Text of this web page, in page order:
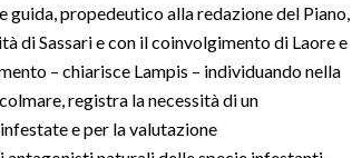
guida, propedeutico alla redazione del Piano,
di Sassari e con il coinvolgimento di Laore e
– chiarisce Lampis – individuando nella
registra la necessità di un
e per la valutazione